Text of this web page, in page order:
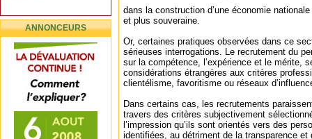
ANNONCEURS
dans la construction d’une économie
et plus souveraine.
Or, certaines pratiques observées dans ce
sérieuses interrogations. Le recrutement du
sur la compétence, l’expérience et le mérite,
considérations étrangères aux critères
clientélisme, favoritisme ou réseaux
Dans certains cas, les recrutements
travers des critères subjectivement
l’impression qu’ils sont orientés vers des
identifiées, au détriment de la transparence et